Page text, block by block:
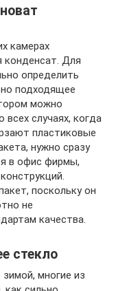
камерах
конденсат. Для
определить
подходящее
можно
случаях, когда
пластиковые
нужно сразу
в офис фирмы,
поскольку он
не
качества.
стекло
многие из